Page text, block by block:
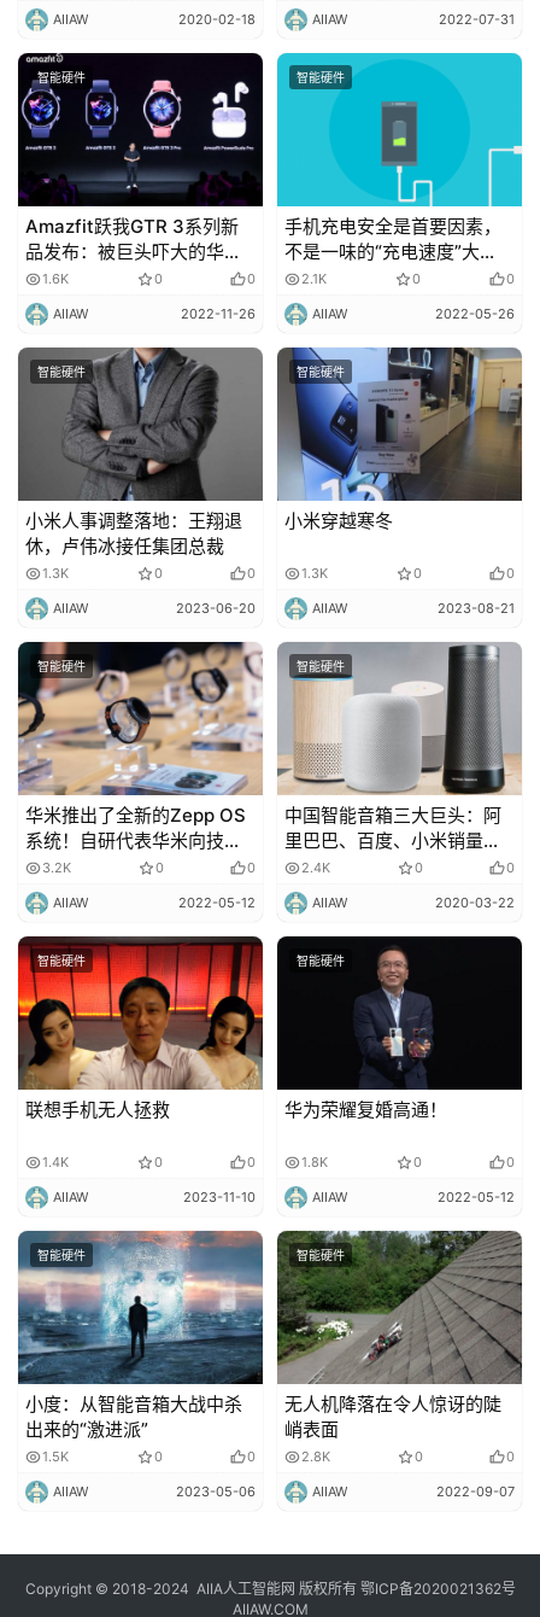
驶
智
慧
城
更
多
内
容
AIIAW 2020-02-18 AIIAW 2022-07-31
智能硬件
Amazfit跃我GTR 3系列新
品发布：被巨头吓大的华米
吓到我了
1.6K 0 0
AIIAW 2022-11-26
智能硬件
手机充电安全是首要因素，
不是一味的“充电速度”大
战！
2.1K 0 0
AIIAW 2022-05-26
智能硬件
小米人事调整落地：王翔退
休，卢伟冰接任集团总裁
1.3K 0 0
AIIAW 2023-06-20
智能硬件
小米穿越寒冬
1.3K 0 0
AIIAW 2023-08-21
智能硬件
华米推出了全新的Zepp OS
系统！自研代表华米向技术
闭环迈出关键一步！
3.2K 0 0
AIIAW 2022-05-12
智能硬件
中国智能音箱三大巨头：阿
里巴巴、百度、小米销量过
千万！
2.4K 0 0
AIIAW 2020-03-22
智能硬件
联想手机无人拯救
1.4K 0 0
AIIAW 2023-11-10
智能硬件
华为荣耀复婚高通！
1.8K 0 0
AIIAW 2022-05-12
智能硬件
小度：从智能音箱大战中杀
出来的“激进派”
1.5K 0 0
AIIAW 2023-05-06
智能硬件
无人机降落在令人惊讶的陡
峭表面
2.8K 0 0
AIIAW 2022-09-07
Copyright © 2018-2024 AIIA人工智能网 版权所有 鄂ICP备2020021362号
AIIAW.COM